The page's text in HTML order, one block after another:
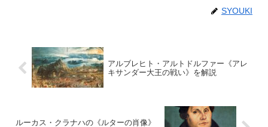
SYOUKI
アルブレヒト・アルトドルファー《アレ
キサンダー大王の戦い》を解説
ルーカス・クラナハの《ルターの肖像》